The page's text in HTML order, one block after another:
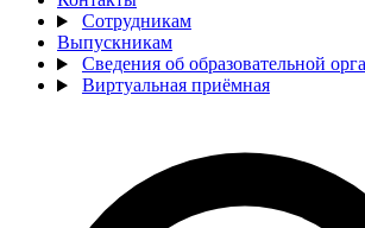
Сотрудникам
Выпускникам
Сведения об образовательной
Виртуальная приёмная